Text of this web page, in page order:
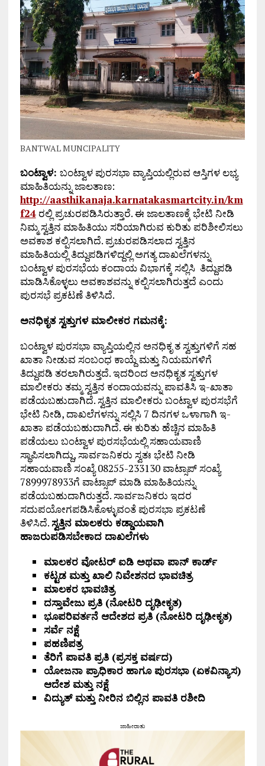
BANTWAL MUNCIPALITY
ಬಂಟ್ವಾಳ: ಬಂಟ್ವಾಳ ಪುರಸಭಾ ವ್ಯಾಪ್ತಿಯಲ್ಲಿರುವ ಆಸ್ತಿಗಳ ಲಭ್ಯ
ಮಾಹಿತಿಯನ್ನು ಜಾಲತಾಣ:
http://aasthikanaja.karnatakasmartcity.in/km
f24ರಲ್ಲಿ ಪ್ರಚುರಪಡಿಸಿರುತ್ತಾರೆ. ಈ ಜಾಲತಾಣಕ್ಕೆ ಭೇಟಿ ನೀಡಿ
ನಿಮ್ಮ ಸ್ವತ್ತಿನ ಮಾಹಿತಿಯು ಸರಿಯಾಗಿರುವ ಕುರಿತು ಪರಿಶೀಲಿಸಲು
ಅವಕಾಶ ಕಲ್ಪಿಸಲಾಗಿದೆ. ಪ್ರಚುರಪಡಿಸಲಾದ ಸ್ವತ್ತಿನ
ಮಾಹಿತಿಯಲ್ಲಿ ತಿದ್ದುಪಡಿಗಳಿದ್ದಲ್ಲಿ ಅಗತ್ಯ ದಾಖಲೆಗಳನ್ನು
ಬಂಟ್ವಾಳ ಪುರಸಭೆಯ ಕಂದಾಯ ವಿಭಾಗಕ್ಕೆ ಸಲ್ಲಿಸಿ ತಿದ್ದುಪಡಿ
ಮಾಡಿಸಿಕೊಳ್ಳಲು ಅವಕಾಶವನ್ನು ಕಲ್ಪಿಸಲಾಗಿರುತ್ತದೆ ಎಂದು
ಪುರಸಭೆ ಪ್ರಕಟಣೆ ತಿಳಿಸಿದೆ.
ಅನಧಿಕೃತ ಸ್ವತ್ತುಗಳ ಮಾಲೀಕರ ಗಮನಕ್ಕೆ:
ಬಂಟ್ವಾಳ ಪುರಸಭಾ ವ್ಯಾಪ್ತಿಯಲ್ಲಿನ ಅನಧಿಕೃ ತ ಸ್ವತ್ತುಗಳಿಗೆ ಸಹ
ಖಾತಾ ನೀಡುವ ಸಂಬಂಧ ಕಾಯ್ದೆ ಮತ್ತು ನಿಯಮಗಳಿಗೆ
ತಿದ್ದುಪಡಿ ತರಲಾಗಿರುತ್ತದೆ. ಇದರಿಂದ ಅನಧಿಕೃತ ಸ್ವತ್ತುಗಳ
ಮಾಲೀಕರು ತಮ್ಮ ಸ್ವತ್ತಿನ ಕಂದಾಯವನ್ನು ಪಾವತಿಸಿ ಇ-ಖಾತಾ
ಪಡೆಯಬಹುದಾಗಿದೆ. ಸ್ವತ್ತಿನ ಮಾಲೀಕರು ಬಂಟ್ವಾಳ ಪುರಸಭೆಗೆ
ಭೇಟಿ ನೀಡಿ, ದಾಖಲೆಗಳನ್ನು ಸಲ್ಲಿಸಿ 7 ದಿನಗಳ ಒಳಾಗಾಗಿ ಇ-
ಖಾತಾ ಪಡೆಯಬಹುದಾಗಿದೆ. ಈ ಕುರಿತು ಹೆಚ್ಚಿನ ಮಾಹಿತಿ
ಪಡೆಯಲು ಬಂಟ್ವಾಳ ಪುರಸಭೆಯಲ್ಲಿ ಸಹಾಯವಾಣಿ
ಸ್ಥಾಪಿಸಲಾಗಿದ್ದು, ಸಾರ್ವಜನಿಕರು ಸ್ವತಃ ಭೇಟಿ ನೀಡಿ
ಸಹಾಯವಾಣಿ ಸಂಖ್ಯೆ 08255-233130 ವಾಟ್ಸಾಪ್‌ ಸಂಖ್ಯೆ
7899978933ಗೆ ವಾಟ್ಸಾಪ್‌ ಮಾಡಿ ಮಾಹಿತಿಯನ್ನು
ಪಡೆಯಬಹುದಾಗಿರುತ್ತದೆ. ಸಾರ್ವಜನಿಕರು ಇದರ
ಸದುಪಯೋಗಪಡಿಸಿಕೊಳ್ಳುವಂತೆ ಪುರಸಭಾ ಪ್ರಕಟಣೆ
ತಿಳಿಸಿದೆ.ಸ್ವತ್ತಿನ ಮಾಲಕರು ಕಡ್ಡಾಯವಾಗಿ
ಹಾಜರುಪಡಿಸಬೇಕಾದ ದಾಖಲೆಗಳು
ಮಾಲಕರ ವೋಟರ್ ಐಡಿ ಅಥವಾ ಪಾನ್‍ ಕಾರ್ಡ್
ಕಟ್ಟಡ ಮತ್ತು ಖಾಲಿ ನಿವೇಶನದ ಭಾವಚಿತ್ರ
ಮಾಲಕರ ಭಾವಚಿತ್ರ
ದಸ್ತಾವೇಜು ಪ್ರತಿ (ನೋಟರಿ ದೃಢೀಕೃತ)
ಭೂಪರಿವರ್ತನೆ ಆದೇಶದ ಪ್ರತಿ (ನೋಟರಿ ದೃಢೀಕೃತ)
ಸರ್ವೆ ನಕ್ಷೆ
ಪಹಣಿಪತ್ರ
ತೆರಿಗೆ ಪಾವತಿ ಪ್ರತಿ (ಪ್ರಸಕ್ತ ವರ್ಷದ)
ಯೋಜನಾ ಪ್ರಾಧಿಕಾರ ಹಾಗೂ ಪುರಸಭಾ (ಏಕವಿನ್ಯಾಸ)
ಆದೇಶ ಮತ್ತು ನಕ್ಷೆ
ವಿದ್ಯುತ್ ಮತ್ತು ನೀರಿನ ಬಿಲ್ಲಿನ ಪಾವತಿ ರಶೀದಿ
ಜಾಹೀರಾತು